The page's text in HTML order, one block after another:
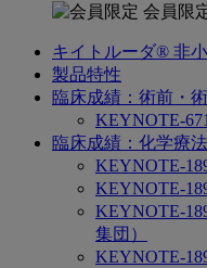
会員限
キイトルーダ® 非
製品特性
臨床成績：術前・
KEYNOTE-
臨床成績：化学療
KEYNOTE-
KEYNOTE-
KEYNOTE-
集団）
KEYNOTE-